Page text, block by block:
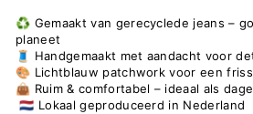
♻️ Gemaakt van gerecyclede jeans –
planeet
🧵 Handgemaakt met aandacht voor
🎨 Lichtblauw patchwork voor een
👜 Ruim & comfortabel – ideaal als
🇳🇱 Lokaal geproduceerd in Nederland